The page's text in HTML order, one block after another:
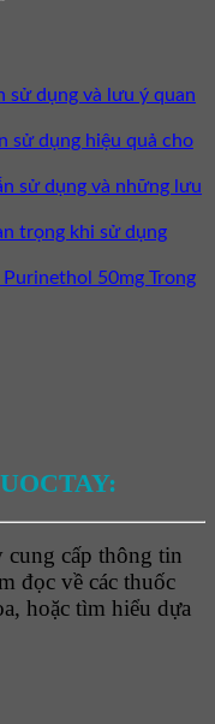
sử dụng và lưu ý quan
sử dụng hiệu quả cho
sử dụng và những lưu
trọng khi sử dụng
50mg Trong
cấp thông tin
đọc về các thuốc
hoặc tìm hiểu dựa